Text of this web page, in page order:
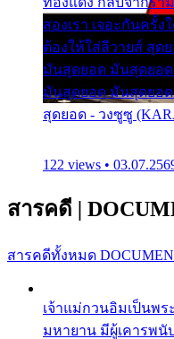
สองเรา เจอะกันครั้ง
ต้องให้ใส่ลีวายส์ สุด
มันสุดยอด มันสุดยอ
มันสุดยอด มันสุดยอ
สุดยอด - วงซูซู
122 views •
สารคดี |
สารคดีทั้งหมด
เจ้าแม่กวนอิมเป็นพ
มหายาน มีผู้เคารพนั